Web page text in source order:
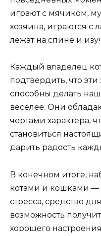
играют с мячиком,
хозяина, играются с
лежат на спине и
Каждый владелец
подтвердить, что
способны делать
веселее. Они
чертами характера,
становиться
дарить радость
В конечном итоге,
котами и кошками —
стресса, средство
возможность
хорошего